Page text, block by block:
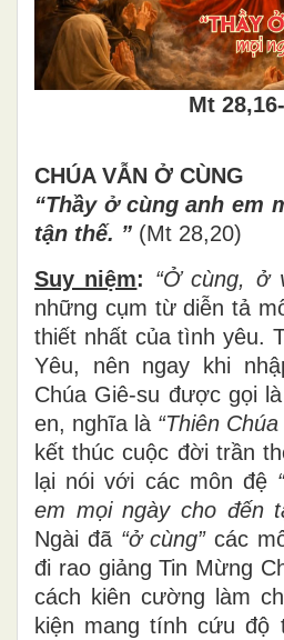
Mt
CHÚA VẪN Ở CÙNG
“Thầy ởcùng anh em
tận thế. ” (Mt 28,20)
Suy niệm: “Ởcùng, ở
những cụm từdiễn tả m
thiết nhất của tình yêu.
Yêu, nên ngay khi nhậ
Chúa Giê-su được gọi là
en, nghĩa là “Thiên Chúa
kết thúc cuộc đời trần th
lại nói với các mônđệ
em mọi ngày cho đến t
Ngài đã “ởcùng”các
đi rao giảng Tin Mừng
cách kiên cường làm ch
kiện mang tính cứuđộ